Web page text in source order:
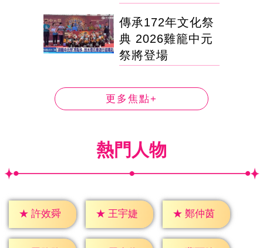
傳承172年文化祭
典 2026雞籠中元
祭將登場
更多焦點+
熱門人物
★ 許效舜 ★ 王宇婕 ★ 鄭仲茵